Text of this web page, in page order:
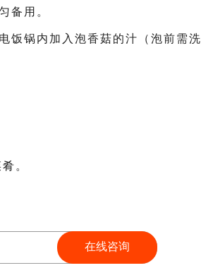
备用。
饭锅内加入泡香菇的汁（泡前需洗
。
在线咨询